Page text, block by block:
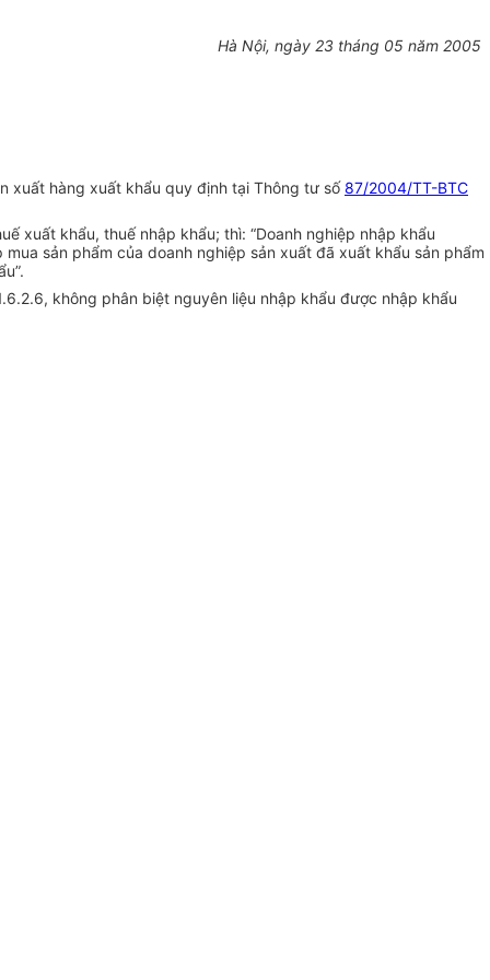
Hà Nội, ngày 23 tháng 05 năm 2005
xuất hàng xuất khẩu quy định tại Thông tư số87/2004/TT-BTC
xuất khẩu, thuế nhập khẩu; thì: “Doanh nghiệp nhập khẩu
sản phẩm của doanh nghiệp sản xuất đã xuất khẩu sản phẩm
không phân biệt nguyên liệu nhập khẩu được nhập khẩu